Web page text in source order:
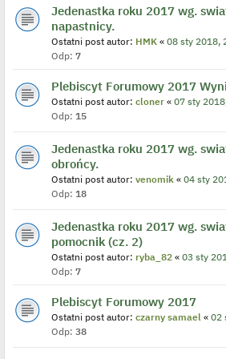
Jedenastka roku 2017 wg.
napastnicy.
Ostatni post autor: HMK « 08 sty 2018,
Odp: 7
Plebiscyt Forumowy 2017
Ostatni post autor: cloner « 07 sty
Odp: 15
Jedenastka roku 2017 wg.
obrońcy.
Ostatni post autor: venomik « 04 sty
Odp: 18
Jedenastka roku 2017 wg.
pomocnik (cz. 2)
Ostatni post autor: ryba_82 « 03 sty
Odp: 7
Plebiscyt Forumowy 2017
Ostatni post autor: czarny samael « 02
Odp: 38